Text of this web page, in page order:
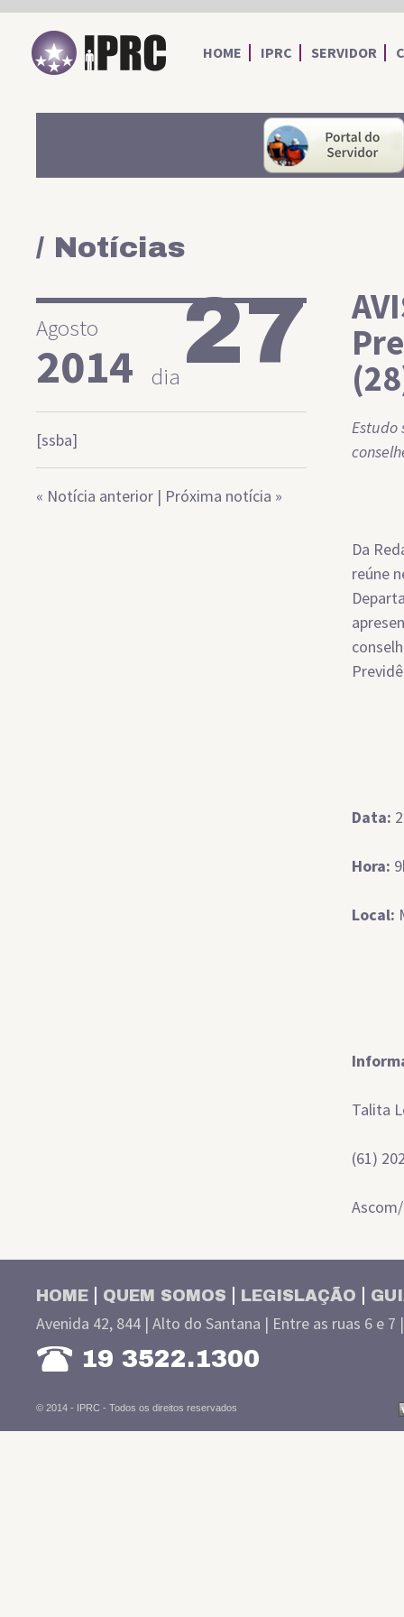
IPRC
HOME IPRC SERVIDOR
/ Notícias
Agosto
2014 dia27
[ssba]
« Notícia anterior | Próxima notícia »
Estudo
Da
reúne
Data:
Hora:
Local:
Talita
(61)
HOME QUEM SOMOS LEGISLAÇÃO
Avenida 42, 844 | Alto do Santana | Entre as ruas 6 e 7
19 3522.1300
© 2014 - IPRC - Todos os direitos reservados